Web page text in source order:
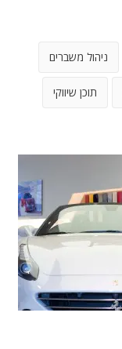
ניהול משברים
תוכן שיווקי